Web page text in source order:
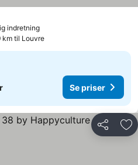
indretningSe priser
km til Louvre
Se priser
Del